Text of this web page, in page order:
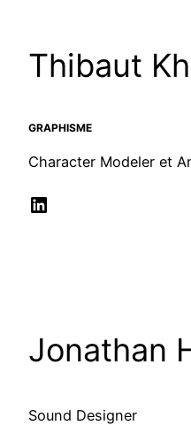
Thibaut
GRAPHISME
Character Modeler et
LinkedIn
Jonathan
Sound Designer